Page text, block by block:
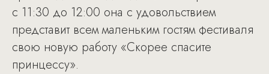
с 11:30 до 12:00 она с удовольствием
представит всем маленьким гостям фестиваля
свою новую работу «Скорее спасите
принцессу».